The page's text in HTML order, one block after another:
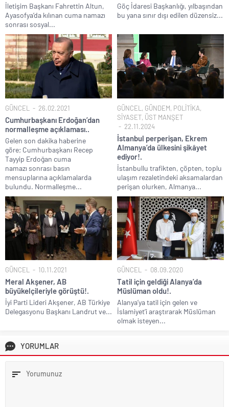
İletişim Başkanı Fahrettin Altun,
Ayasofya’da kılınan cuma namazı
sonrası sosyal...
Göç İdaresi Başkanlığı, yılbaşından
bu yana sınır dışı edilen düzensiz...
GÜNCEL 26.02.2021
Cumhurbaşkanı Erdoğan’dan
normalleşme açıklaması..
Gelen son dakika haberine
göre; Cumhurbaşkanı Recep
Tayyip Erdoğan cuma
namazı sonrası basın
mensuplarına açıklamalarda
bulundu. Normalleşme...
GÜNCEL , GÜNDEM, POLİTİKA,
SİYASET, ÜST MANŞET
22.11.2024
İstanbul perperişan, Ekrem
Almanya’da ülkesini şikâyet
ediyor!.
İstanbullu trafikten, çöpten, toplu
ulaşım rezaletindeki aksamalardan
perişan olurken, Almanya...
GÜNCEL 10.11.2021
Meral Akşener, AB
büyükelçileriyle görüştü!.
İyi Parti Lideri Akşener, AB Türkiye
Delegasyonu Başkanı Landrut ve...
GÜNCEL 08.09.2020
Tatil için geldiği Alanya’da
Müslüman oldu!.
Alanya’ya tatil için gelen ve
İslamiyet’i araştırarak Müslüman
olmak isteyen...
YORUMLAR